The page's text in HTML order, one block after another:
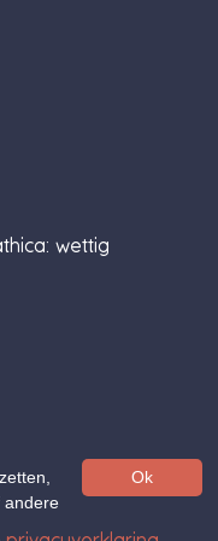
wettig
Ok
andere